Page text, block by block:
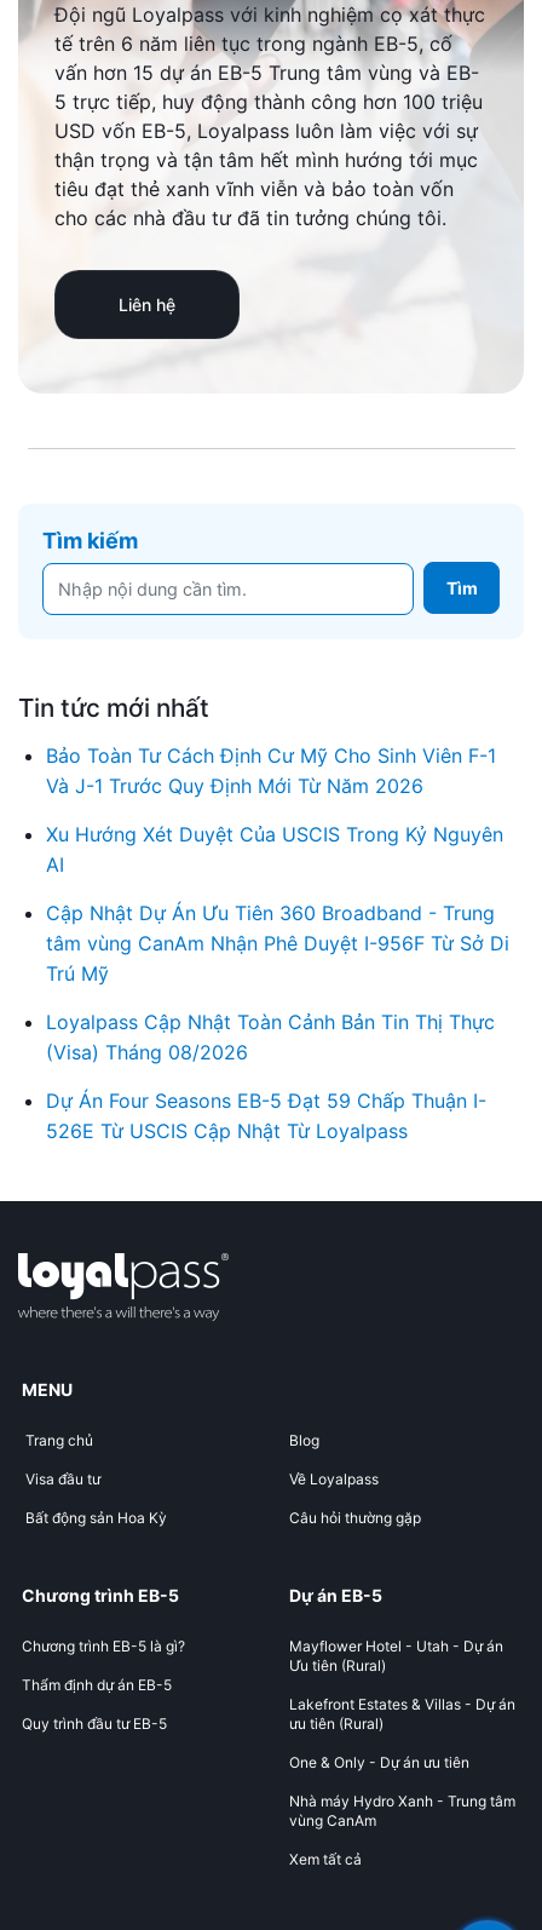
Đội ngũ Loyalpass với kinh nghiệm cọ xát thực
tế trên 6 năm liên tục trong ngành EB-5, cố
vấn hơn 15 dự án EB-5 Trung tâm vùng và EB-
5 trực tiếp, huy động thành công hơn 100 triệu
USD vốn EB-5, Loyalpass luôn làm việc với sự
thận trọng và tận tâm hết mình hướng tới mục
tiêu đạt thẻ xanh vĩnh viễn và bảo toàn vốn
cho các nhà đầu tư đã tin tưởng chúng tôi.
Liên hệ
Tìm kiếm
Tin tức mới nhất
Bảo Toàn Tư Cách Định Cư Mỹ Cho Sinh Viên F-1
Và J-1 Trước Quy Định Mới Từ Năm 2026
Xu Hướng Xét Duyệt Của USCIS Trong Kỷ Nguyên
AI
Cập Nhật Dự Án Ưu Tiên 360 Broadband - Trung
tâm vùng CanAm Nhận Phê Duyệt I-956F Từ Sở Di
Trú Mỹ
Loyalpass Cập Nhật Toàn Cảnh Bản Tin Thị Thực
(Visa) Tháng 08/2026
Dự Án Four Seasons EB-5 Đạt 59 Chấp Thuận I-
526E Từ USCIS Cập Nhật Từ Loyalpass
MENU
Trang chủ
Visa đầu tư
Bất động sản Hoa Kỳ
Blog
Về Loyalpass
Câu hỏi thường gặp
Chương trình EB-5
Chương trình EB-5 là gì?
Thẩm định dự án EB-5
Quy trình đầu tư EB-5
Dự án EB-5
Mayflower Hotel - Utah - Dự án
Ưu tiên (Rural)
Lakefront Estates & Villas - Dự án
ưu tiên (Rural)
One & Only - Dự án ưu tiên
Nhà máy Hydro Xanh - Trung tâm
vùng CanAm
Xem tất cả